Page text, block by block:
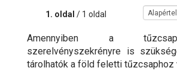
1. oldal / 1 oldal
Amennyiben a
szerelvényszekrényre is
tárolhatók a föld feletti tűzcsaphoz